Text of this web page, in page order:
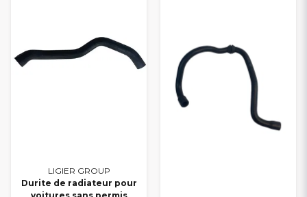
LIGIER GROUP
Durite de radiateur pour